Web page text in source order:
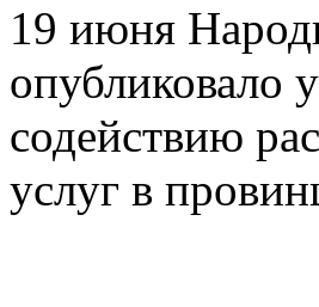
19 июня
опубликовало
содействию
услуг в